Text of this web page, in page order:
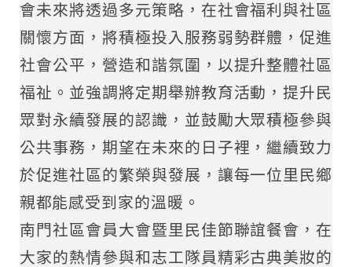
會未來將透過多元策略，在社會福利與社區
關懷方面，將積極投入服務弱勢群體，促進
社會公平，營造和諧氛圍，以提升整體社區
福祉。並強調將定期舉辦教育活動，提升民
眾對永續發展的認識，並鼓勵大眾積極參與
公共事務，期望在未來的日子裡，繼續致力
於促進社區的繁榮與發展，讓每一位里民鄉
親都能感受到家的溫暖。
南門社區會員大會暨里民佳節聯誼餐會，在
大家的熱情參與和志工隊員精彩古典美妝的